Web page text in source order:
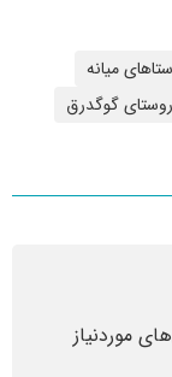
میانه
گوگدرق
موردنیاز